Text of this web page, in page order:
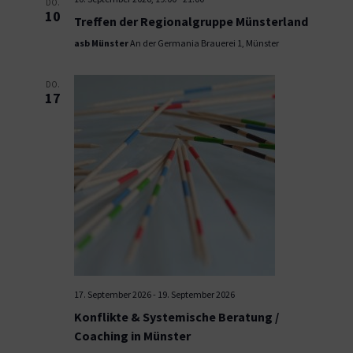
DO.
10 Treffen der Regionalgruppe Münsterland
asb MünsterAn der Germania Brauerei 1, Münster
DO.
17
17. September 2026- 19. September 2026
Konflikte & Systemische Beratung /
Coaching in Münster